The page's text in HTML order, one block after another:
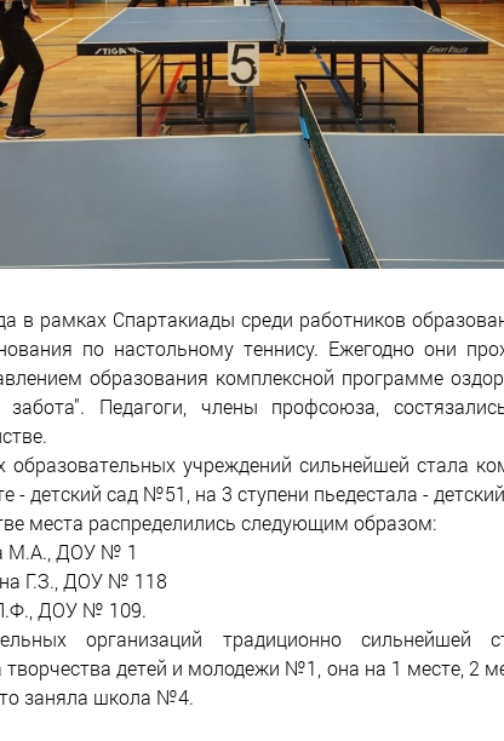
в рамках Спартакиады среди работников
по настольному теннису. Ежегодно они
образования комплексной программе
Педагоги, члены профсоюза,
учреждений сильнейшей стала
- детский сад №51, на 3 ступени пьедестала -
места распределились следующим образом:
М.А., ДОУ № 1
Г.З., ДОУ № 118
ДОУ № 109.
организаций традиционно сильнейшей
творчества детей и молодежи №1, она на 1 месте, 2
заняла школа №4.